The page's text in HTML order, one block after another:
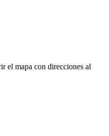
el mapa con direcciones al